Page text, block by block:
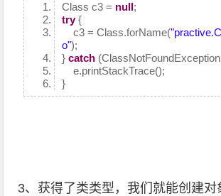
Class c3 = null;
try{
c3 = Class.forName(
o");
}catch
e.printStackTrace();
}
3、获得了类类型，我们就能创建对